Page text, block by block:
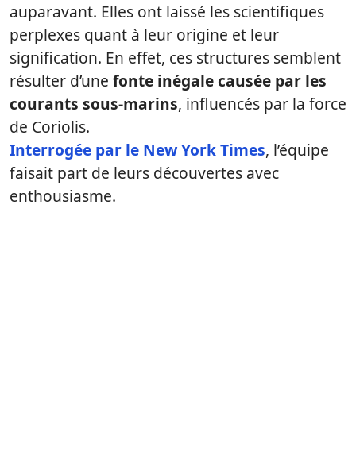
auparavant. Elles ont laissé les scientifiques
perplexes quant à leur origine et leur
signification. En effet, ces structures semblent
résulter d’une fonte inégale causée par les
courants sous-marins, influencés par la force
de Coriolis.
Interrogée par le New York Times, l’équipe
faisait part de leurs découvertes avec
enthousiasme.